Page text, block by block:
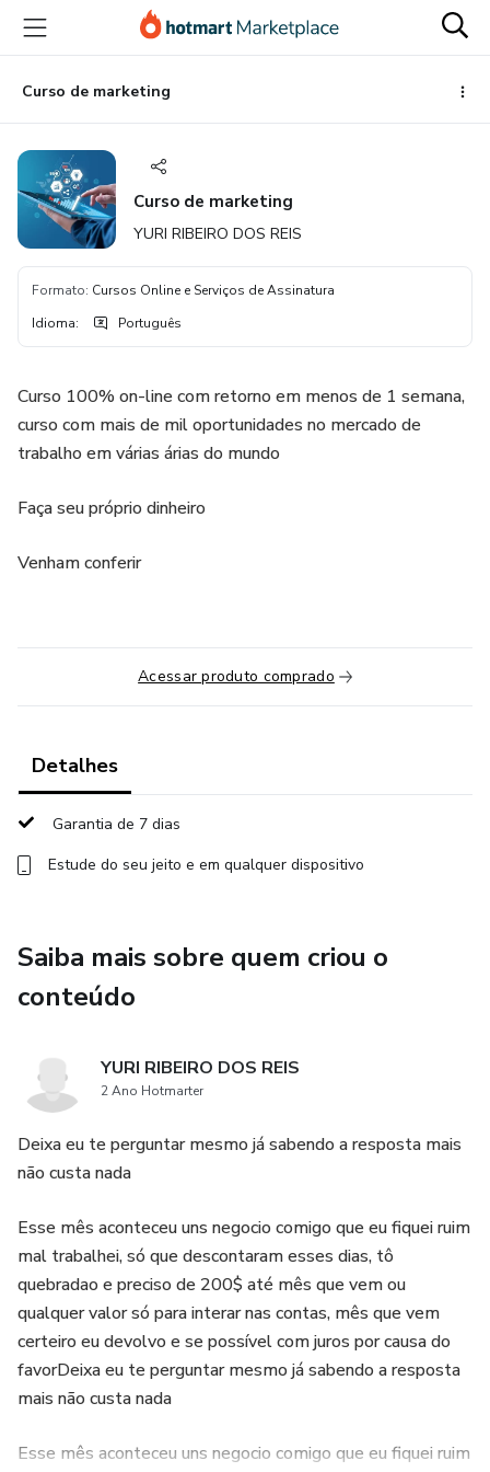
para
conteúdo
principal
para
pagamento
para
rodapé
Curso de marketing
Curso de marketing
YURI RIBEIRO DOS REIS
Formato: Cursos Online e Serviços de Assinatura
Idioma: Português
Curso 100% on-line com retorno em menos de 1 semana,
curso com mais de mil oportunidades no mercado de
trabalho em várias árias do mundo
Faça seu próprio dinheiro
Venham conferir
Acessar produto comprado
Detalhes
Garantia de 7 dias
Estude do seu jeito e em qualquer dispositivo
Saiba mais sobre quem criou o
conteúdo
YURI RIBEIRO DOS REIS
2 Ano Hotmarter
Deixa eu te perguntar mesmo já sabendo a resposta mais
não custa nada
Esse mês aconteceu uns negocio comigo que eu fiquei ruim
mal trabalhei, só que descontaram esses dias, tô
quebradao e preciso de 200$ até mês que vem ou
qualquer valor só para interar nas contas, mês que vem
certeiro eu devolvo e se possível com juros por causa do
favorDeixa eu te perguntar mesmo já sabendo a resposta
mais não custa nada
Esse mês aconteceu uns negocio comigo que eu fiquei ruim